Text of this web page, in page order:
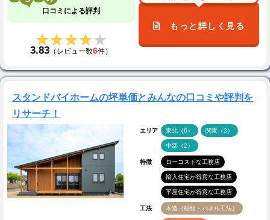
口コミによる評判
★★★★★
★★★★★
3.83 （レビュー数6件）
もっと詳しく見る
スタンドバイホームの坪単価とみんなの口コミや評判を
リサーチ！
エリア 東北（6） 関東（3）
中部（2）
特徴 ローコストな工務店
輸入住宅が得意な工務店
平屋住宅が得意な工務店
工法 木造（軸組・パネル工法）